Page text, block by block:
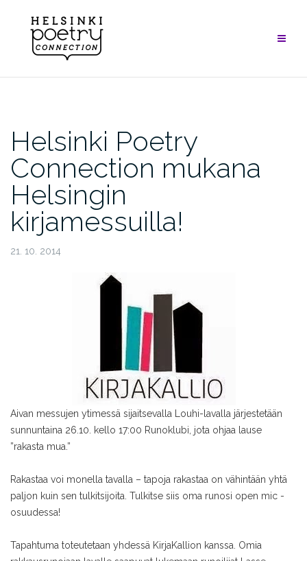
content
Helsinki Poetry
Connection mukana
Helsingin
kirjamessuilla!
21. 10. 2014
Aivan messujen ytimessä sijaitsevalla Louhi-lavalla järjestetään
sunnuntaina 26.10. kello 17:00 Runoklubi, jota ohjaa lause
”rakasta mua.”
Rakastaa voi monella tavalla – tapoja rakastaa on vähintään yhtä
paljon kuin sen tulkitsijoita. Tulkitse siis oma runosi open mic -
osuudessa!
Tapahtuma toteutetaan yhdessä KirjaKallion kanssa. Omia